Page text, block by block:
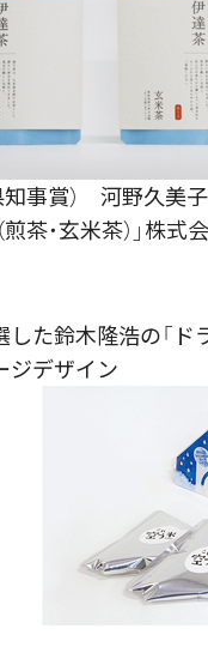
知事賞） 河野久美子
煎茶・玄米茶）」株
た鈴木隆浩の「ド
ジデザイン